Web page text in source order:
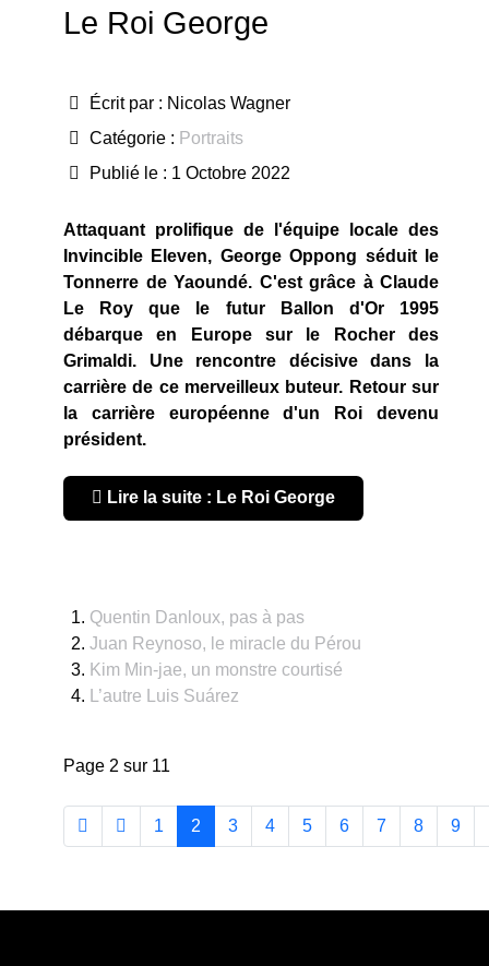
Le Roi George
Écrit par : Nicolas Wagner
Catégorie : Portraits
Publié le : 1 Octobre 2022
Attaquant prolifique de l'équipe locale des
Invincible Eleven, George Oppong séduit le
Tonnerre de Yaoundé. C'est grâce à Claude
Le Roy que le futur Ballon d'Or 1995
débarque en Europe sur le Rocher des
Grimaldi. Une rencontre décisive dans la
carrière de ce merveilleux buteur. Retour sur
la carrière européenne d'un Roi devenu
président.
Lire la suite : Le Roi George
Quentin Danloux, pas à pas
Juan Reynoso, le miracle du Pérou
Kim Min-jae, un monstre courtisé
L’autre Luis Suárez
Page 2 sur 11
1 2 3 4 5 6 7 8 9